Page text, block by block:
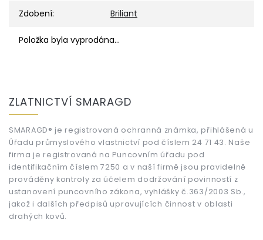
Zdobení: Briliant
Položka byla vyprodána…
ZLATNICTVÍ SMARAGD
SMARAGD® je registrovaná ochranná známka, přihlášená u
Úřadu průmyslového vlastnictví pod číslem 24 71 43. Naše
firma je registrovaná na Puncovním úřadu pod
identifikačním číslem 7250 a v naší firmě jsou pravidelně
prováděny kontroly za účelem dodržování povinností z
ustanovení puncovního zákona, vyhlášky č.363/2003 Sb.,
jakož i dalších předpisů upravujících činnost v oblasti
drahých kovů.